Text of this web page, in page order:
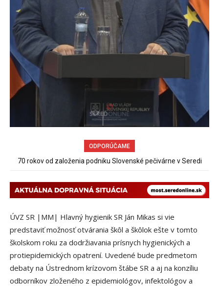
ODPORÚČAME
Sereď niekedy bola mestom s výborným napojením na
ÚVZ SR |MM| Hlavný hygienik SR Ján Mikas si vie
predstaviť možnosť otvárania škôl a škôlok ešte v tomto
školskom roku za dodržiavania prísnych hygienických a
protiepidemických opatrení. Uvedené bude predmetom
debaty na Ústrednom krízovom štábe SR a aj na konzíliu
odborníkov zloženého z epidemiológov, infektológov a